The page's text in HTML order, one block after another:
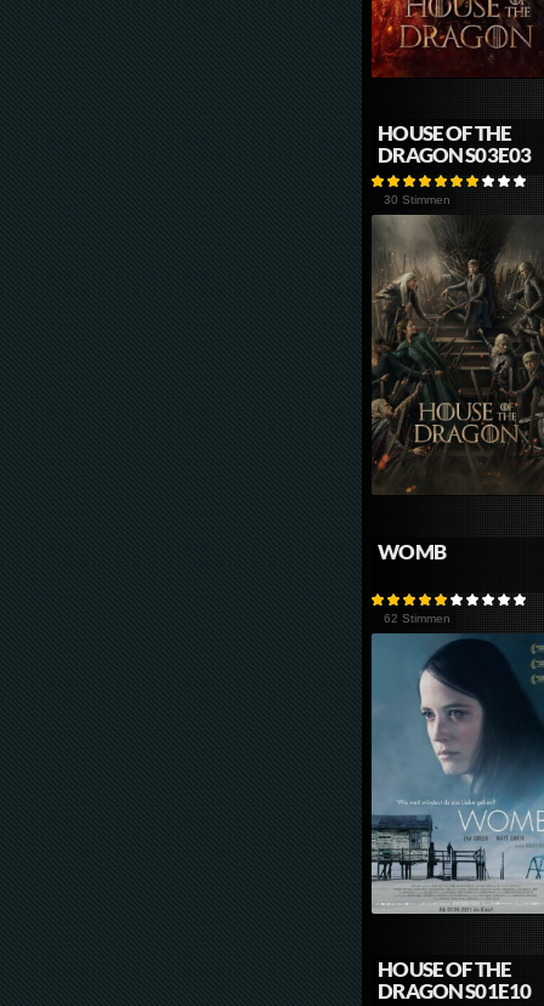
HOUSE OF THE
DRAGON S03E03
30 Stimmen
WOMB
62 Stimmen
HOUSE OF THE
DRAGON S01E10